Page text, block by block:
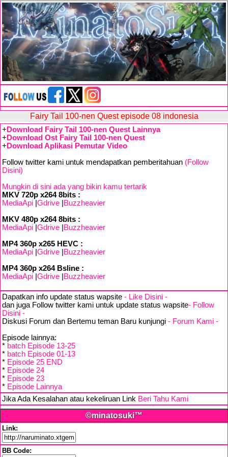
Fairy Tail 100-nen Quest episode 08 indonesia
+ Download Fairy Tail 100-nen Quest Lainnya
+ Download Ost Fairy Tail 100-nen Quest
+ Download Aplikasi Pemutar Video
Follow twitter kami untuk mendapatkan pemberitahuan (Follow
Disini)
Mungkin di sini ada yang bikin kamu tertarik
MKV 720p x264 8bits :
MediaApi Gdrive
Buzzheavier
MKV 480p x264 8bits :
MediaApi Gdrive
Buzzheavier
MP4 360p x265 HEVC :
MediaApi Gdrive
Buzzheavier
MP4 360p x264 Bsline :
MediaApi Gdrive Buzzheavier
Dapatkan info update status wapsite - Like Disini -
dan juga Follow twitter kami untuk update status wapsite- Follow
Disini -
Diskusi Forum dan Bertemu teman Baru kunjungi - Forum Kami -
Episode lainnya:
* batch Episode 13-25
* batch Episode 01-13
* Episode 25 END
* Episode 24
* Episode 23
* Episode Lainnya
Jika Ada Kesalahan atau kekeliruan Link Beri Tahu Kami
©minatosuki™
Link:
BB Code: